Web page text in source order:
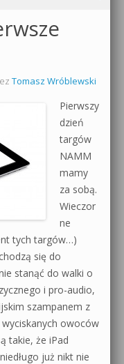
Tomasz Wróblewski
Pierwszy
dzień
targów
NAMM
mamy
za sobą.
Wieczor
ne
tych targów…)
się do
stanąć do walki o
i pro-audio,
szampanem z
owoców
takie, że iPad
już nikt nie